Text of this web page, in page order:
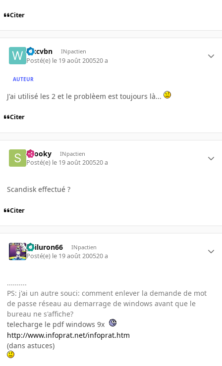
Citer
wxcvbn INpactien
Posté(e) le 19 août 200520 a
AUTEUR
J'ai utilisé les 2 et le problèem est toujours là...
Citer
snooky INpactien
Posté(e) le 19 août 200520 a
Scandisk effectué ?
Citer
gailuron66 INpactien
Posté(e) le 19 août 200520 a
..........
PS: j'ai un autre souci: comment enlever la demande de mot
de passe réseau au demarrage de windows avant que le
bureau ne s'affiche?
telecharge le pdf windows 9x
http://www.infoprat.net/infoprat.htm
(dans astuces)